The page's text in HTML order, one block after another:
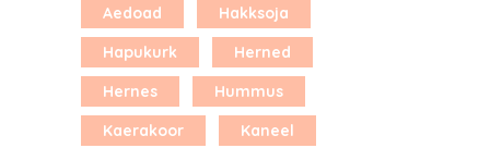
Aedoad
Hakksoja
Hapukurk
Herned
Hernes
Hummus
Kaerakoor
Kaneel